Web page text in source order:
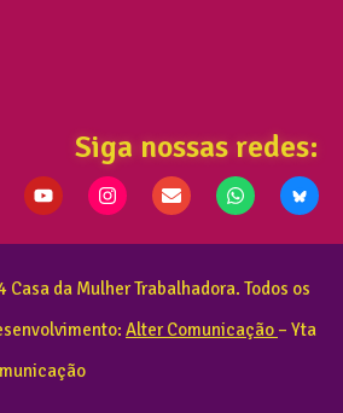
Siga nossas redes:
da Mulher Trabalhadora. Todos os
Alter Comunicação – Yta